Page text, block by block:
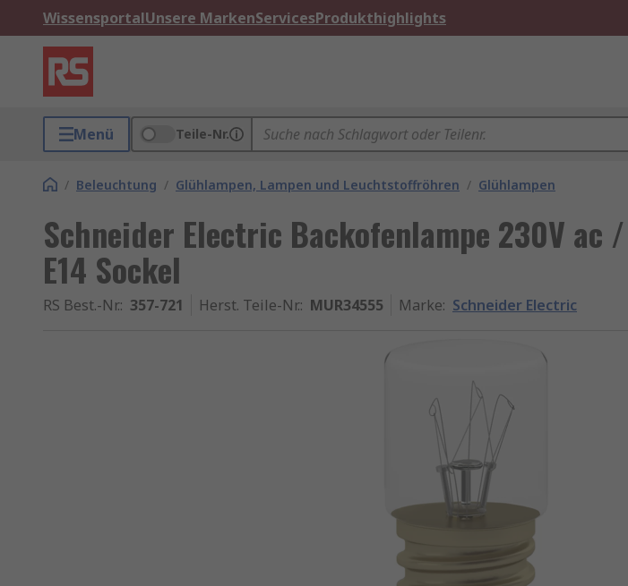
WissensportalUnsere MarkenServicesProdukthighlights
Menü Teile-Nr.
/ Beleuchtung / Glühlampen, Lampen und Leuchtstoffröhren / Glühlampen
Schneider Electric Backofenlampe 230V ac
E14 Sockel
RS Best.-Nr.: 357-721 Herst. Teile-Nr.: MUR34555 Marke: Schneider Electric